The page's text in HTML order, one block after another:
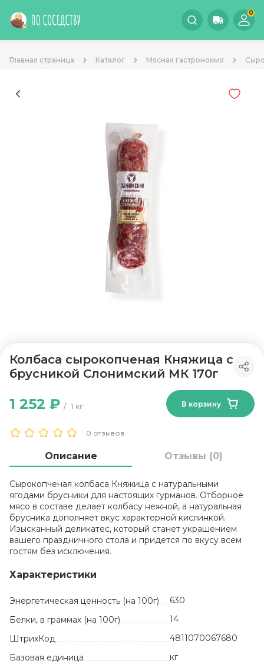
0
Главная страница Каталог Мясная гастрономия
Колбаса сырокопченая Княжица с
брусникой Слонимский МК 170г
0 отзывов
1 кг
1 252 ₽ В корзину
Описание Отзывы (0)
Сырокопченая колбаса Княжица с натуральными
ягодами брусники для настоящих гурманов. Отборное
мясо в составе делает колбасу нежной, а натуральная
брусника дополняет вкус характерной кислинкой.
Изысканный деликатес, который станет украшением
вашего праздничного стола и придется по вкусу всем
гостям без исключения.
Характеристики
Энергетическая ценность (на 100г)
630
Белки, в граммах (на 100г)
14
ШтрихКод
4811070067680
Базовая единица
кг